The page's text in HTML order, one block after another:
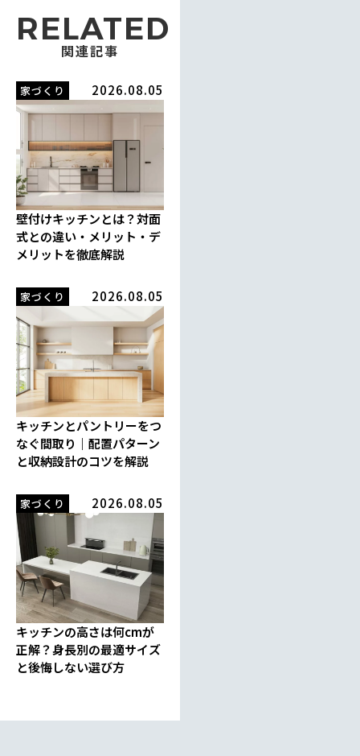
RELATED
関連記事
家づくり 2026.08.05
壁付けキッチンとは？対面
式との違い・メリット・デ
メリットを徹底解説
家づくり 2026.08.05
キッチンとパントリーをつ
なぐ間取り｜配置パターン
と収納設計のコツを解説
家づくり 2026.08.05
キッチンの高さは何cmが
正解？身長別の最適サイズ
と後悔しない選び方